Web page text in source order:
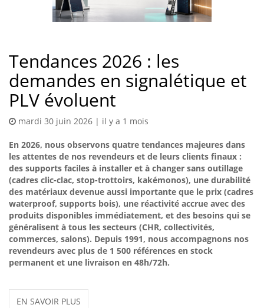
Tendances 2026 : les
demandes en signalétique et
PLV évoluent
mardi 30 juin 2026 | il y a 1 mois
En 2026, nous observons quatre tendances majeures dans
les attentes de nos revendeurs et de leurs clients finaux :
des supports faciles à installer et à changer sans outillage
(cadres clic-clac, stop-trottoirs, kakémonos), une durabilité
des matériaux devenue aussi importante que le prix (cadres
waterproof, supports bois), une réactivité accrue avec des
produits disponibles immédiatement, et des besoins qui se
généralisent à tous les secteurs (CHR, collectivités,
commerces, salons). Depuis 1991, nous accompagnons nos
revendeurs avec plus de 1 500 références en stock
permanent et une livraison en 48h/72h.
EN SAVOIR PLUS